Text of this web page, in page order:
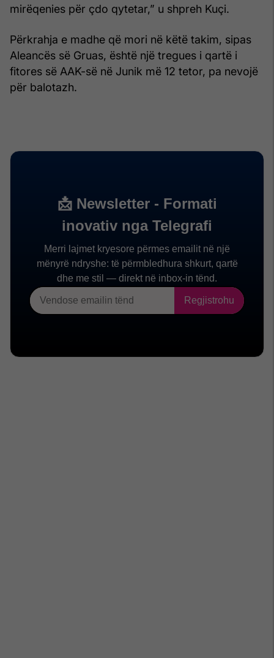
mirëqenies për çdo qytetar,” u shpreh Kuçi.
Përkrahja e madhe që mori në këtë takim, sipas
Aleancës së Gruas, është një tregues i qartë i
fitores së AAK-së në Junik më 12 tetor, pa nevojë
për balotazh.